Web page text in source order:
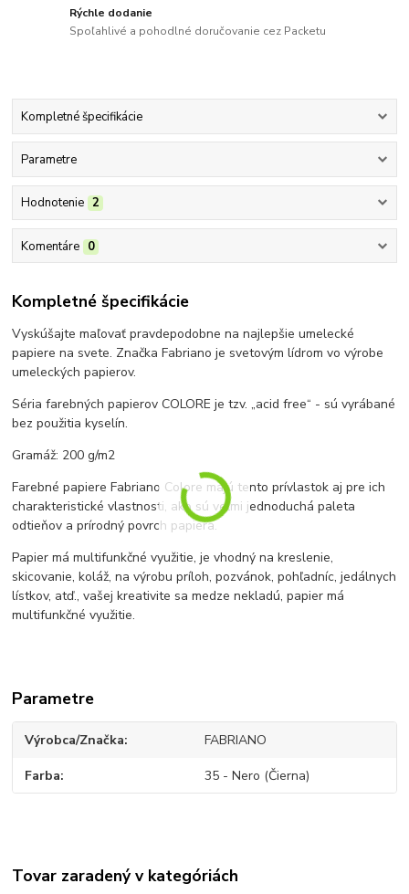
Rýchle dodanie
Spoľahlivé a pohodlné doručovanie cez Packetu
Kompletné špecifikácie
Parametre
Hodnotenie 2
Komentáre 0
Kompletné špecifikácie
Vyskúšajte maľovať pravdepodobne na najlepšie umelecké
papiere na svete. Značka Fabriano je svetovým lídrom vo výrobe
umeleckých papierov.
Séria farebných papierov COLORE je tzv. „acid free“ - sú vyrábané
bez použitia kyselín.
Gramáž: 200 g/m2
Farebné papiere Fabriano Colore majú tento prívlastok aj pre ich
charakteristické vlastnosti, ako sú veľmi jednoduchá paleta
odtieňov a prírodný povrch papiera.
Papier má multifunkčné využitie, je vhodný na kreslenie,
skicovanie, koláž, na výrobu príloh, pozvánok, pohľadníc, jedálnych
lístkov, atď., vašej kreativite sa medze nekladú, papier má
multifunkčné využitie.
Parametre
Výrobca/Značka FABRIANO
Farba 35 - Nero (Čierna)
Tovar zaradený v kategóriách